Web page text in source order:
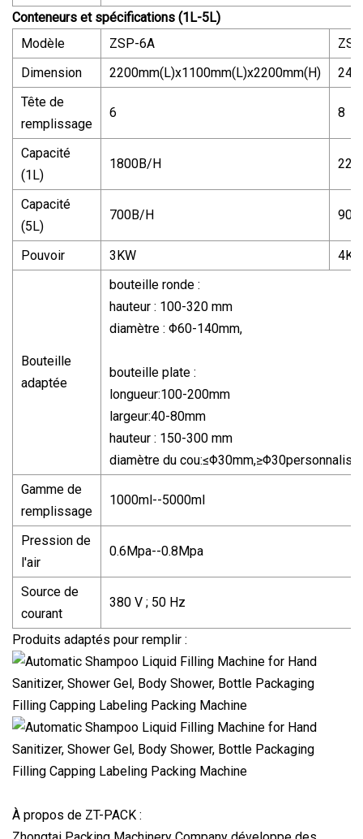
Conteneurs et spécifications (1L-5L)
Modèle
ZSP-6A
Dimension
2200mm(L)x1100mm(L)x2200mm(H)
Tête de
remplissage
6 8
Capacité
(1L)
1800B/H
Capacité
(5L)
700B/H 900
Pouvoir 3KW
Bouteille
adaptée
bouteille ronde :
hauteur : 100-320 mm
diamètre : Φ60-140mm,
bouteille plate :
longueur:100-200mm
largeur:40-80mm
hauteur : 150-300 mm
diamètre du cou:≤Φ30mm,≥Φ30personnaliser
Gamme de
remplissage
1000ml--5000ml
Pression de
l'air
0.6Mpa--0.8Mpa
Source de
courant
380 V ; 50 Hz
Produits adaptés pour remplir :
À propos de ZT-PACK :